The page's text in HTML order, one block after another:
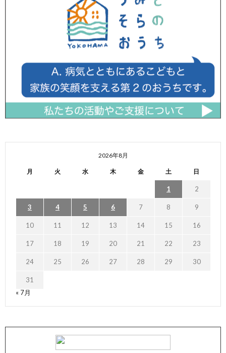
2026年8月
月 火 水 木 金 土 日
1 2
3 4 5 6 7 8 9
10 11 12 13 14 15 16
17 18 19 20 21 22 23
24 25 26 27 28 29 30
31
« 7月